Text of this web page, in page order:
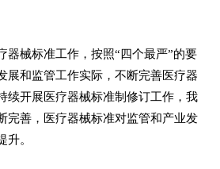
器械标准工作，按照“四个最严”的要
展和监管工作实际，不断完善医疗器
续开展医疗器械标准制修订工作，我
完善，医疗器械标准对监管和产业发
升。